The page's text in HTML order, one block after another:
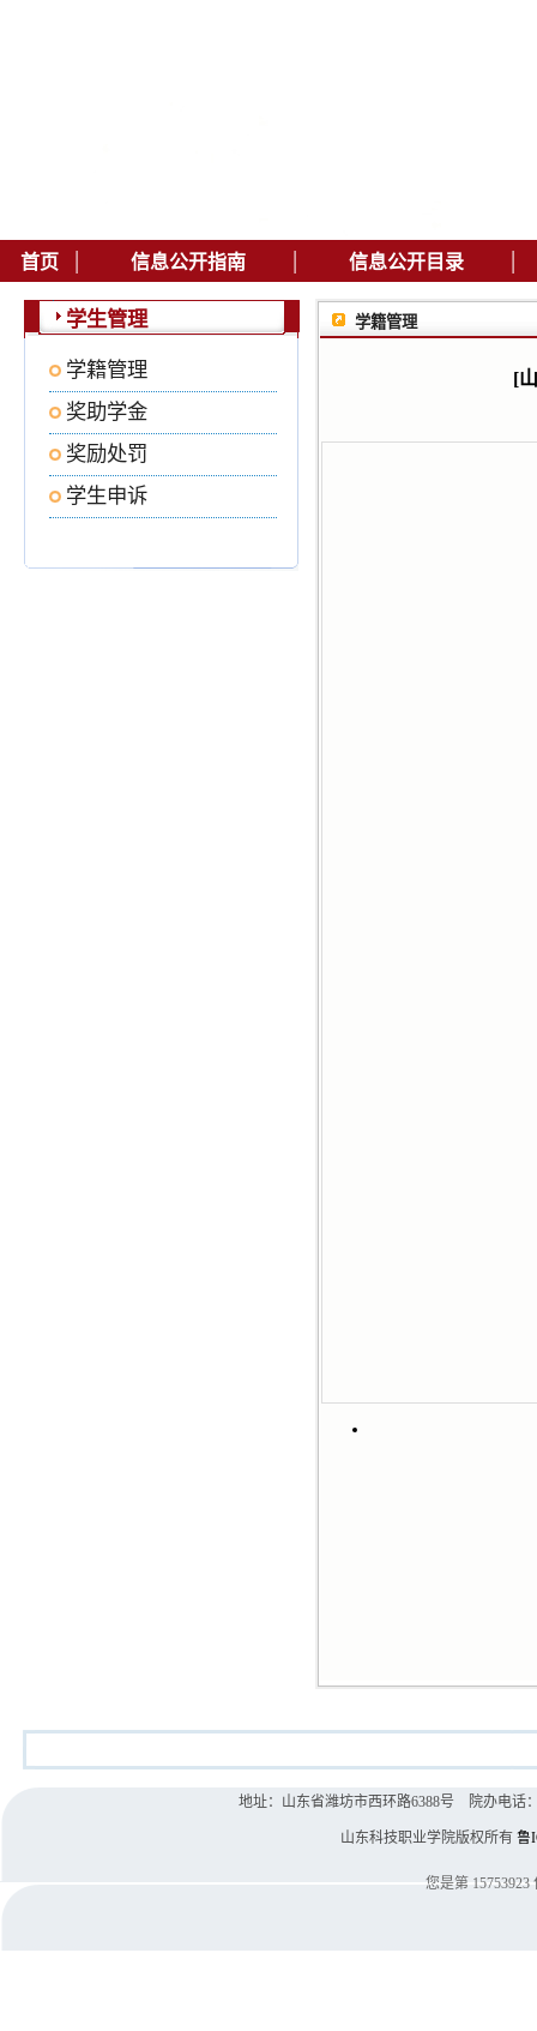
首页 | 信息公开指南 | 信息公开目录 |
学生管理
学籍管理
奖助学金
奖励处罚
学生申诉
学籍管理
[
地址：山东省潍坊市西环路6388号 院办电话
山东科技职业学院版权所有 鲁
您是第 15753923